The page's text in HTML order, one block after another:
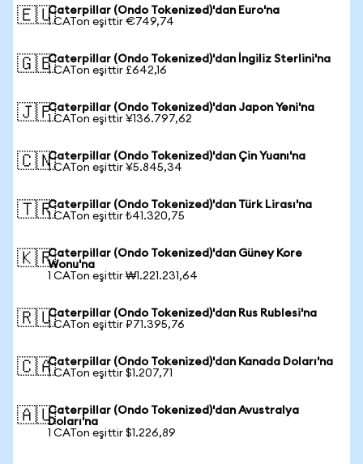
🇪🇺Caterpillar (Ondo Tokenized)'dan Euro'na
1 CATon eşittir €749,74
🇬🇧Caterpillar (Ondo Tokenized)'dan İngiliz Sterlini'na
1 CATon eşittir £642,16
🇯🇵Caterpillar (Ondo Tokenized)'dan Japon Yeni'na
1 CATon eşittir ¥136.797,62
🇨🇳Caterpillar (Ondo Tokenized)'dan Çin Yuanı'na
1 CATon eşittir ¥5.845,34
🇹🇷Caterpillar (Ondo Tokenized)'dan Türk Lirası'na
1 CATon eşittir ₺41.320,75
🇰🇷Caterpillar (Ondo Tokenized)'dan Güney Kore
Wonu'na
1 CATon eşittir ₩1.221.231,64
🇷🇺Caterpillar (Ondo Tokenized)'dan Rus Rublesi'na
1 CATon eşittir ₽71.395,76
🇨🇦Caterpillar (Ondo Tokenized)'dan Kanada Doları'na
1 CATon eşittir $1.207,71
🇦🇺Caterpillar (Ondo Tokenized)'dan Avustralya
Doları'na
1 CATon eşittir $1.226,89